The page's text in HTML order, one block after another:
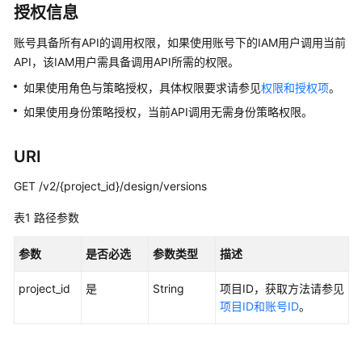
介
数
据
治
理
法
速
门
用
授权信息
账号具备所有API的调用权限，如果使用账号下的IAM用户调用当前
API，该IAM用户需具备调用API所需的权限。
如果使用角色与策略授权，具体权限要求请参见权限和授权项。
如果使用身份策略授权，当前API调用无需身份策略权限。
URI
GET /v2/{project_id}/design/versions
表1 路径参数
参数 是否必选 参数类型 描述
project_id 是 String
项目ID，获取方法请参见
项目ID和账号ID。